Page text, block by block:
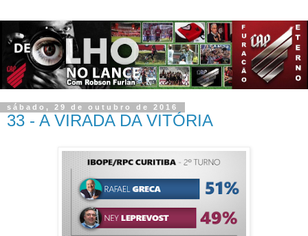
sábado, 29 de outubro de 2016
33 - A VIRADA DA VITÓRIA